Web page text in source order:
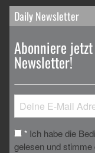
Daily Newsletter
Abonniere
Newsletter!
* Ich habe die
gelesen und stimme